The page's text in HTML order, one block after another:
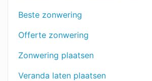
Beste zonwering
Offerte zonwering
Zonwering plaatsen
Veranda laten plaatsen